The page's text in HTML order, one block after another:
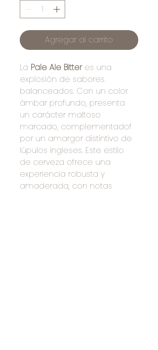
Agregar al carrito
La Pale Ale Bitter es una
explosión de sabores
balanceados. Con un color
ámbar profundo, presenta
un carácter maltoso
marcado, complementadof
por un amargor distintivo de
lúpulos ingleses. Este estilo
de cerveza ofrece una
experiencia robusta y
amaderada, con notas